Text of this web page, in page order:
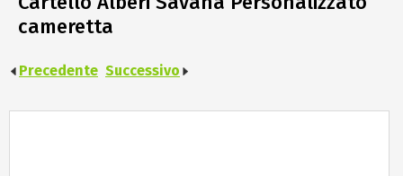
cameretta
Precedente Successivo